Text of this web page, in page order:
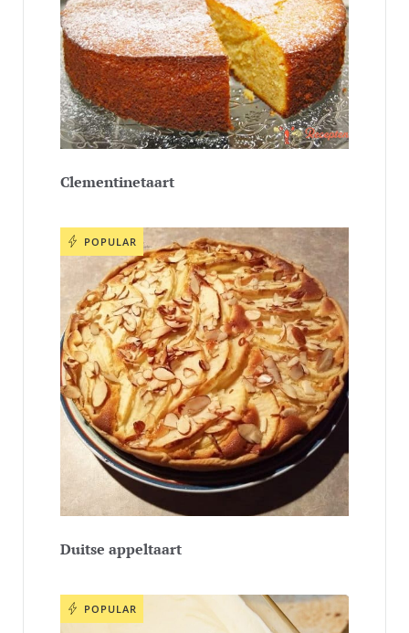
Clementinetaart
POPULAR
Duitse appeltaart
POPULAR